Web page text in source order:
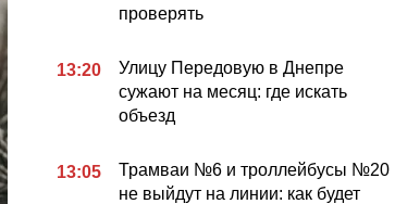
проверять
13:20
Улицу Передовую в Днепре
сужают на месяц: где искать
объезд
13:05
Трамваи №6 и троллейбусы №20
не выйдут на линии: как будет